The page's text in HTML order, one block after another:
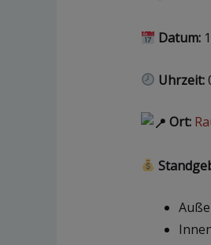
Datum:
Uhrzeit:
Ort: